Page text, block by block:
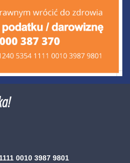
0010 3987 9801